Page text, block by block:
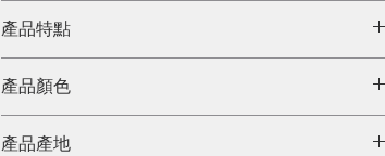
再造紙巾的原料是廢紙，與造紙廠合作能確保我們
回收廢紙的出路，穩固回收產業鏈，減低廢紙市場
波動而減少回收量。
當然，生產一噸再生紙比原木漿紙環保 (Source:
The Environmental Paper Network)：
產品特點
產品顏色
產品產地